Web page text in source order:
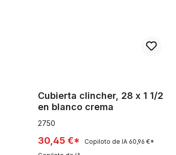
Cubierta clincher, 28 x 1 1/2
en blanco crema
2750
30,45 €* Copiloto de IA 60,96 €*